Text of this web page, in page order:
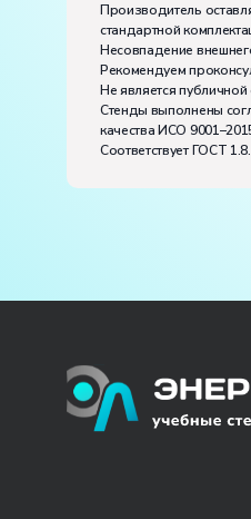
Производитель
стандартной
Несовпадение
Рекомендуем
Не является
Стенды выполнены
качества ИСО
Соответствует ГОСТ